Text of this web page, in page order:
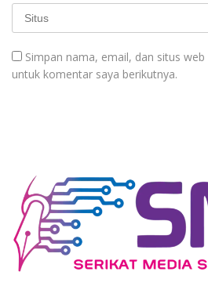
Simpan nama, email, dan situs
untuk komentar saya berikutnya.